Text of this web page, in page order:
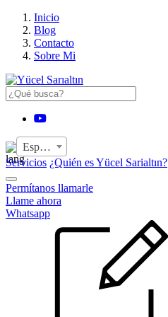
Inicio
Blog
Contacto
Sobre Mi
YouTube
Español
Servicios ¿Quién es Yücel Sarialtın?
Permítanos llamarle
Llame ahora
Whatsapp